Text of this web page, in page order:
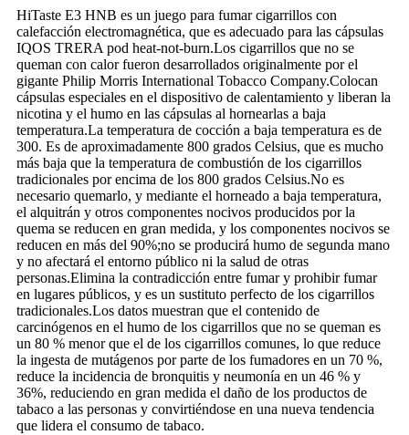
HiTaste E3 HNB es un juego para fumar cigarrillos con
calefacción electromagnética, que es adecuado para las cápsulas
IQOS TRERA pod heat-not-burn.Los cigarrillos que no se
queman con calor fueron desarrollados originalmente por el
gigante Philip Morris International Tobacco Company.Colocan
cápsulas especiales en el dispositivo de calentamiento y liberan la
nicotina y el humo en las cápsulas al hornearlas a baja
temperatura.La temperatura de cocción a baja temperatura es de
300. Es de aproximadamente 800 grados Celsius, que es mucho
más baja que la temperatura de combustión de los cigarrillos
tradicionales por encima de los 800 grados Celsius.No es
necesario quemarlo, y mediante el horneado a baja temperatura,
el alquitrán y otros componentes nocivos producidos por la
quema se reducen en gran medida, y los componentes nocivos se
reducen en más del 90%;no se producirá humo de segunda mano
y no afectará el entorno público ni la salud de otras
personas.Elimina la contradicción entre fumar y prohibir fumar
en lugares públicos, y es un sustituto perfecto de los cigarrillos
tradicionales.Los datos muestran que el contenido de
carcinógenos en el humo de los cigarrillos que no se queman es
un 80 % menor que el de los cigarrillos comunes, lo que reduce
la ingesta de mutágenos por parte de los fumadores en un 70 %,
reduce la incidencia de bronquitis y neumonía en un 46 % y
36%, reduciendo en gran medida el daño de los productos de
tabaco a las personas y convirtiéndose en una nueva tendencia
que lidera el consumo de tabaco.